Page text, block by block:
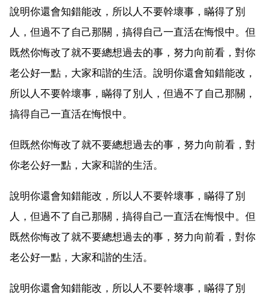
說明你還會知錯能改，所以人不要幹壞事，瞞得了別
人，但過不了自己那關，搞得自己一直活在悔恨中。但
既然你悔改了就不要總想過去的事，努力向前看，對你
老公好一點，大家和諧的生活。說明你還會知錯能改，
所以人不要幹壞事，瞞得了別人，但過不了自己那關，
搞得自己一直活在悔恨中。
但既然你悔改了就不要總想過去的事，努力向前看，對
你老公好一點，大家和諧的生活。
說明你還會知錯能改，所以人不要幹壞事，瞞得了別
人，但過不了自己那關，搞得自己一直活在悔恨中。但
既然你悔改了就不要總想過去的事，努力向前看，對你
老公好一點，大家和諧的生活。
說明你還會知錯能改，所以人不要幹壞事，瞞得了別